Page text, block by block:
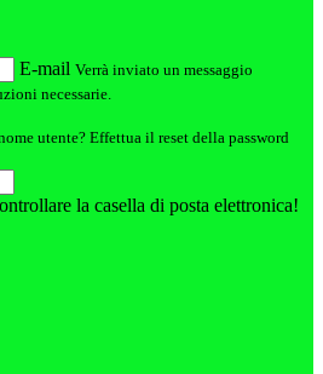
E-mail Verrà inviato un messaggio
necessarie.
utente? Effettua il reset della password
la casella di posta elettronica!